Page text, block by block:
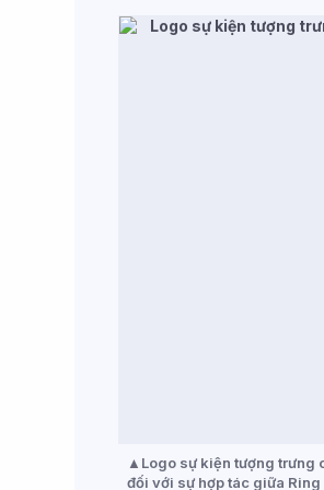
Logo sự kiện tượng trưng
đối với sự hợp tác giữa